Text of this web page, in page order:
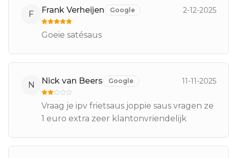
F Frank Verheijen Google 2-12-2025
Goeie satésaus
N Nick van Beers Google 11-11-2025
Vraag je ipv frietsaus joppie saus vragen ze
1 euro extra zeer klantonvriendelijk